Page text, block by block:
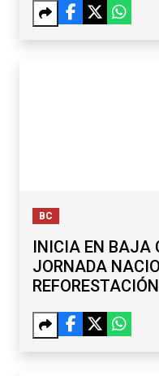
BC
INICIA EN BAJA
JORNADA